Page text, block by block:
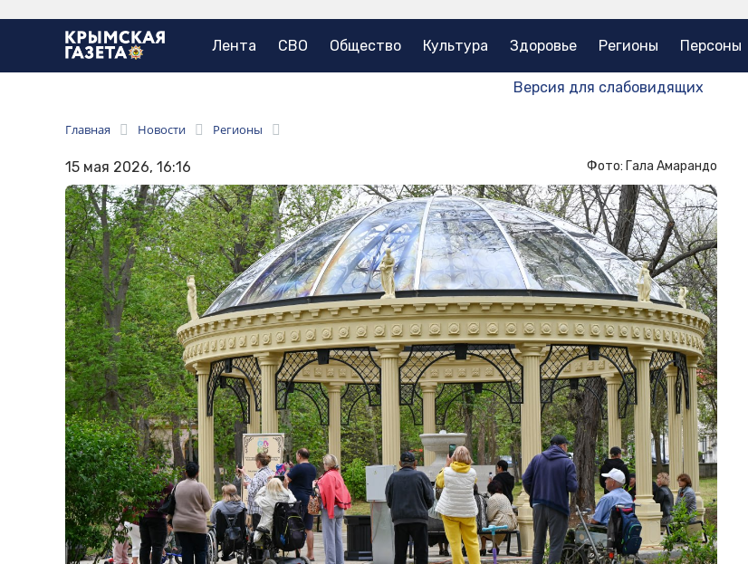
Лента СВО Общество Культура Здоровье Регионы Персоны
Версия для слабовидящих
Главная Новости Регионы
15 мая 2026, 16:16 Фото: Гала Амарандо